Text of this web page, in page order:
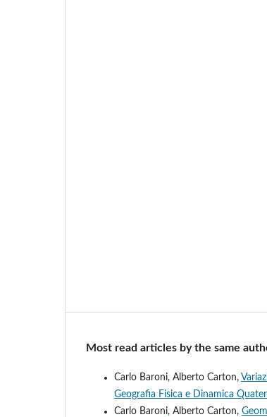
Most read articles by the same
Carlo Baroni, Alberto Carton,
Geografia Fisica e Dinamica
Carlo Baroni, Alberto Carton,